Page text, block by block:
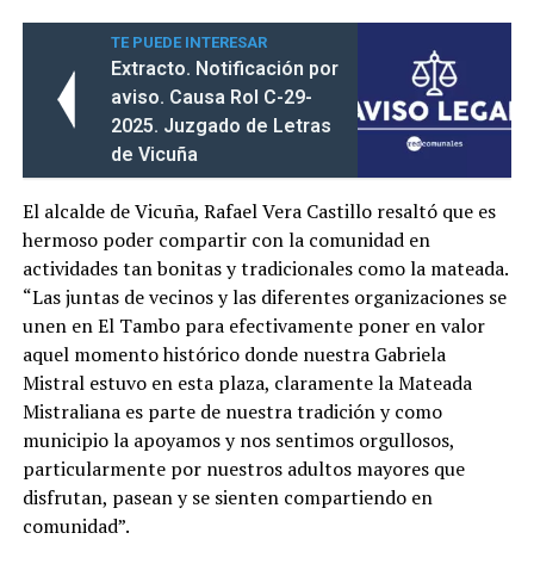
TE PUEDE INTERESAR
Extracto. Notificación por
aviso. Causa Rol C-29-
2025. Juzgado de Letras
de Vicuña
El alcalde de Vicuña, Rafael Vera Castillo resaltó que es
hermoso poder compartir con la comunidad en
actividades tan bonitas y tradicionales como la mateada.
“Las juntas de vecinos y las diferentes organizaciones se
unen en El Tambo para efectivamente poner en valor
aquel momento histórico donde nuestra Gabriela
Mistral estuvo en esta plaza, claramente la Mateada
Mistraliana es parte de nuestra tradición y como
municipio la apoyamos y nos sentimos orgullosos,
particularmente por nuestros adultos mayores que
disfrutan, pasean y se sienten compartiendo en
comunidad”.